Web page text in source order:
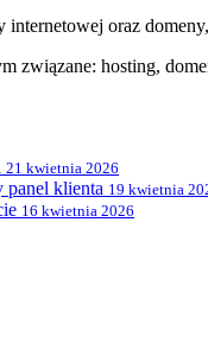
internetowej oraz
związane: hosting,
21 kwietnia 2026
panel klienta 19 kwietnia
16 kwietnia 2026